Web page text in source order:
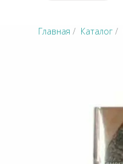
Главная / Каталог /